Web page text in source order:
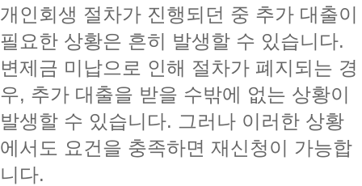
개인회생 절차가 진행되던 중 추가 대출이
필요한 상황은 흔히 발생할 수 있습니다.
변제금 미납으로 인해 절차가 폐지되는 경
우, 추가 대출을 받을 수밖에 없는 상황이
발생할 수 있습니다. 그러나 이러한 상황
에서도 요건을 충족하면 재신청이 가능합
니다.